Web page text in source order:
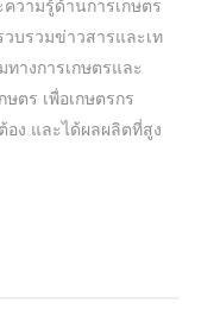
วามรู้ด้านการเกษตร
บรวมข่าวสารและเท
างการเกษตรและ
ตร เพื่อเกษตรกร
ง และได้ผลผลิตที่สูง